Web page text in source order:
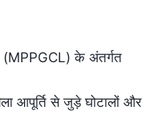
(MPPGCL) के अंतर्गत
आपूर्ति से जुड़े घोटालों और